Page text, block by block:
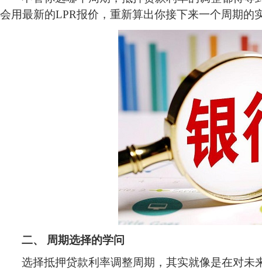
会用最新的LPR报价，重新算出你接下来一个周期的
二、
周期选择的学问
选择抵押贷款利率调整周期，其实就像是在对